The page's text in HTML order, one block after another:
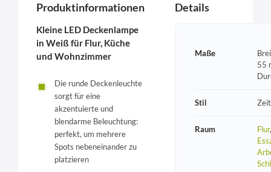
Produktinformationen
Kleine LED Deckenlampe
in Weiß für Flur, Küche
und Wohnzimmer
Die runde Deckenleuchte
sorgt für eine
akzentuierte und
blendarme Beleuchtung:
perfekt, um mehrere
Spots nebeneinander zu
platzieren
Details
Maße
55
Stil
Raum Flur